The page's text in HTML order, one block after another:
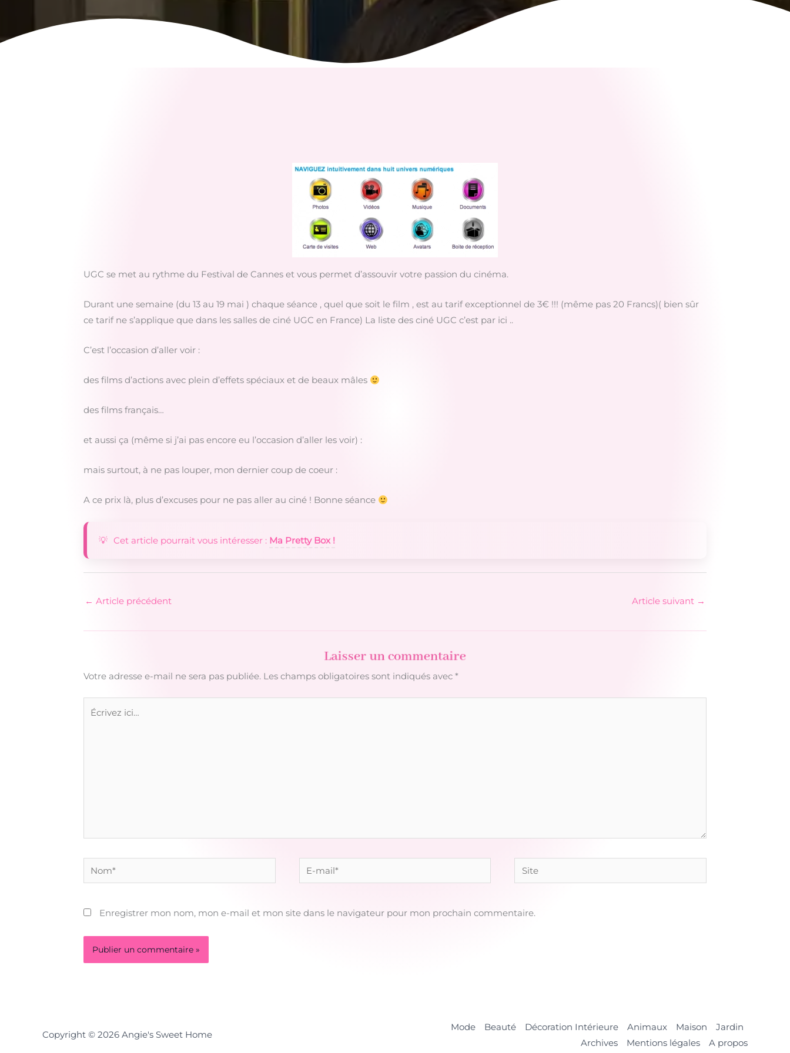
UGC se met au rythme du Festival de Cannes et vous permet d’assouvir votre passion du cinéma.
Durant une semaine (du 13 au 19 mai ) chaque séance , quel que soit le film , est au tarif exceptionnel de 3€ !!! (même pas 20 Francs)( bien sûr
ce tarif ne s’applique que dans les salles de ciné UGC en France) La liste des ciné UGC c’est par ici ..
C’est l’occasion d’aller voir :
des films d’actions avec plein d’effets spéciaux et de beaux mâles
des films français…
et aussi ça (même si j’ai pas encore eu l’occasion d’aller les voir) :
mais surtout, à ne pas louper, mon dernier coup de coeur :
A ce prix là, plus d’excuses pour ne pas aller au ciné ! Bonne séance
Cet article pourrait vous intéresser : Ma Pretty Box !
← Article précédent Article suivant →
Laisser un commentaire
Votre adresse e-mail ne sera pas publiée. Les champs obligatoires sont indiqués avec *
Nom*
E-
mail*
Site
Enregistrer mon nom, mon e-mail et mon site dans le navigateur pour mon prochain commentaire.
Copyright © 2026 Angie's Sweet Home
Mode Beauté Décoration Intérieure Animaux Maison
Jardin
Archives
Mentions légales A propos